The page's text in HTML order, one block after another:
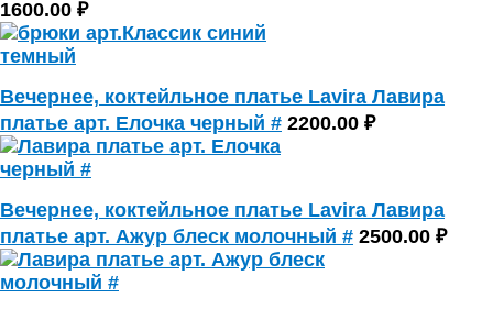
1600.00 ₽
Вечернее, коктейльное платье Lavira Лавира
платье арт. Елочка черный # 2200.00 ₽
Вечернее, коктейльное платье Lavira Лавира
платье арт. Ажур блеск молочный # 2500.00 ₽